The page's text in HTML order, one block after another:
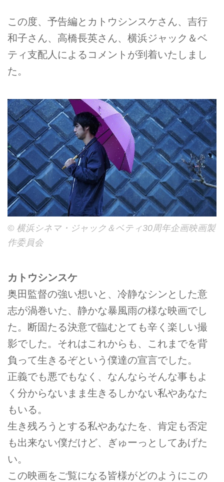
この度、予告編とカトウシンスケさん、吉行
和子さん、高橋長英さん、横浜ジャック＆ベ
ティ支配人によるコメントが到着いたしまし
た。
©︎ 横浜シネマ・ジャック＆ベティ30周年企画映画製
作委員会
カトウシンスケ
奥田監督の強い想いと、冷静なシンとした意
志が渦巻いた、静かな暴風雨の様な映画でし
た。断固たる決意で臨むとても辛く楽しい撮
影でした。それはこれからも、これまでを背
負って生きるぞという僕達の宣言でした。
正義でも悪でもなく、なんならそんな事もよ
く分からないまま生きるしかない私やあなた
もいる。
生き残ろうとする私やあなたを、肯定も否定
も出来ない僕だけど、ぎゅーっとしてあげた
い。
この映画をご覧になる皆様がどのようにこの